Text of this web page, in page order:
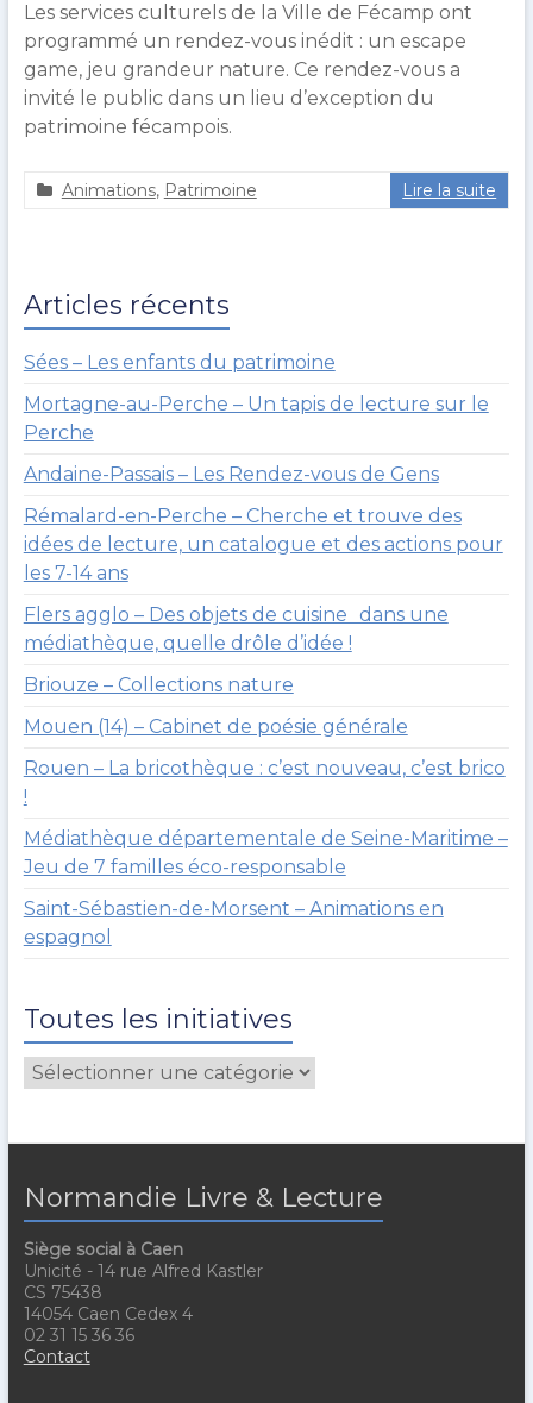
Les services culturels de la Ville de Fécamp ont
programmé un rendez-vous inédit : un escape
game, jeu grandeur nature. Ce rendez-vous a
invité le public dans un lieu d’exception du
patrimoine fécampois.
r
o
u
t
i
2
0
0
Animations, Patrimoine Lire la suite
Articles récents
Sées – Les enfants du patrimoine
Mortagne-au-Perche – Un tapis de lecture sur le
Perche
Andaine-Passais – Les Rendez-vous de Gens
Rémalard-en-Perche – Cherche et trouve des
idées de lecture, un catalogue et des actions pour
les 7-14 ans
Flers agglo – Des objets de cuisine dans une
médiathèque, quelle drôle d’idée !
Briouze – Collections nature
Mouen (14) – Cabinet de poésie générale
Rouen – La bricothèque : c’est nouveau, c’est brico
!
Médiathèque départementale de Seine-Maritime –
Jeu de 7 familles éco-responsable
Saint-Sébastien-de-Morsent – Animations en
espagnol
Toutes les initiatives
Normandie Livre & Lecture
Siège social à Caen
Unicité - 14 rue Alfred Kastler
CS 75438
14054 Caen Cedex 4
02 31 15 36 36
Contact